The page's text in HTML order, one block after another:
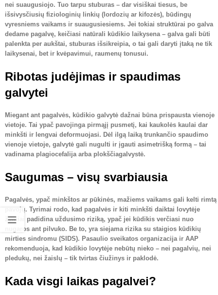
nei suaugusiojo. Tuo tarpu stuburas – dar visiškai tiesus, be
išsivysčiusių fiziologinių linkių (lordozių ar kifozės), būdingų
vyresniems vaikams ir suaugusiesiems. Jei tokiai struktūrai po galva
dedame pagalvę, keičiasi natūrali kūdikio laikysena – galva gali būti
palenkta per aukštai, stuburas išsikreipia, o tai gali daryti įtaką ne tik
laikysenai, bet ir kvėpavimui, raumenų tonusui.
Ribotas judėjimas ir spaudimas
galvytei
Miegant ant pagalvės, kūdikio galvytė dažnai būna prispausta vienoje
vietoje. Tai ypač pavojinga pirmąjį pusmetį, kai kaukolės kaulai dar
minkšti ir lengvai deformuojasi. Dėl ilgą laiką trunkančio spaudimo
vienoje vietoje, galvytė gali nugulti ir įgauti asimetrišką formą – tai
vadinama plagiocefalija arba plokščiagalvystė.
Saugumas – visų svarbiausia
Pagalvės, ypač minkštos ar pūkinės, mažiems vaikams gali kelti rimtą
pavojų. Tyrimai rodo, kad pagalvės ir kiti minkšti daiktai lovytėje
žymiai padidina uždusimo riziką, ypač jei kūdikis verčiasi nuo
nugaros ant pilvuko. Be to, yra siejama rizika su staigios kūdikių
mirties sindromu (SIDS). Pasaulio sveikatos organizacija ir AAP
rekomenduoja, kad kūdikio lovytėje nebūtų nieko – nei pagalvių, nei
pledukų, nei žaislų – tik tvirtas čiužinys ir paklodė.
Kada visgi laikas pagalvei?